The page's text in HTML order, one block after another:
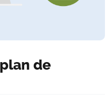
de